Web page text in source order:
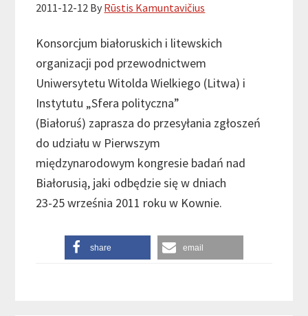
2011-12-12 By Rūstis Kamuntavičius
Konsorcjum białoruskich i litewskich
organizacji pod przewodnictwem
Uniwersytetu Witolda Wielkiego (Litwa) i
Instytutu „Sfera polityczna”
(Białoruś) zaprasza do przesyłania zgłoszeń
do udziału w Pierwszym
międzynarodowym kongresie badań nad
Białorusią, jaki odbędzie się w dniach
23-25 września 2011 roku w Kownie.
share email